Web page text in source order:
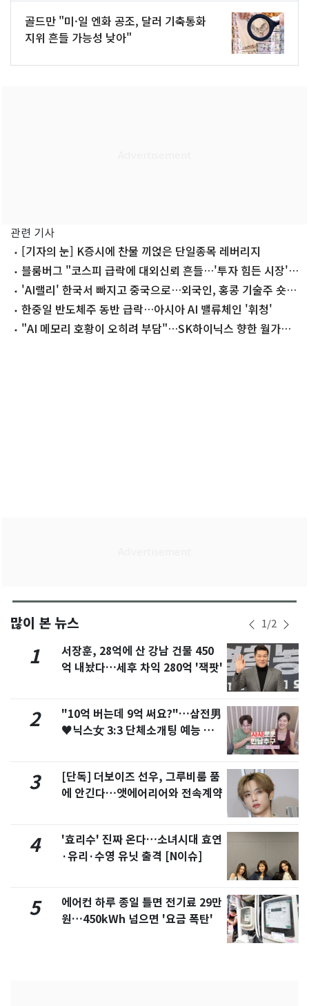
골드만 "미·일 엔화 공조, 달러 기축통화
지위 흔들 가능성 낮아"
관련 기사
[기자의 눈] K증시에 찬물 끼얹은 단일종목 레버리지
블룸버그 "코스피 급락에 대외신뢰 흔들…'투자 힘든 시장'
인식"
'AI랠리' 한국서 빠지고 중국으로…외국인, 홍콩 기술주 숏
청산한중일 반도체주 동반 급락…아시아 AI 밸류체인 '휘청'
"AI 메모리 호황이 오히려 부담"…SK하이닉스 향한 월가의
많이 본 뉴스 1/2
1
서장훈, 28억에 산 강남 건물 450
억 내놨다…세후 차익 280억 '잭팟'
2
"10억 버는데 9억 써요?"…삼전男
♥닉스女 3:3 단체소개팅 예능 화
3
[단독] 더보이즈 선우, 그루비룸 품
에 안긴다…앳에어리어와 전속계약
4
'효리수' 진짜 온다…소녀시대 효연
·유리·수영 유닛 출격 [N이슈]
5
에어컨 하루 종일 틀면 전기료 29만
원…450kWh 넘으면 '요금 폭탄'